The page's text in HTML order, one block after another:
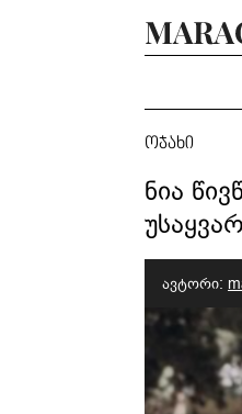
ოჯახი
ნია
ავტორი: